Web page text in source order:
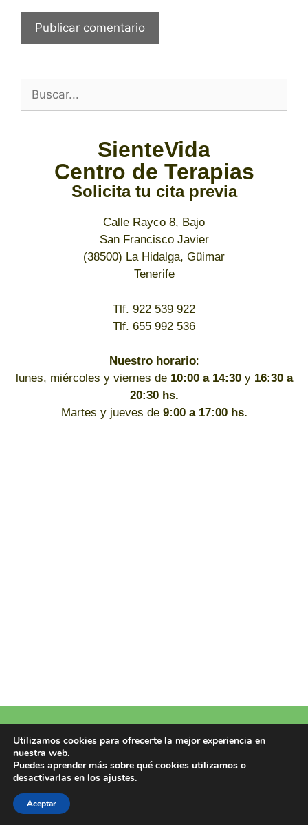
SienteVida
Centro de Terapias
Solicita tu cita previa
Calle Rayco 8, Bajo
San Francisco Javier
(38500) La Hidalga, Güimar
Tenerife
Tlf. 922 539 922
Tlf. 655 992 536
Nuestro horario:
lunes, miércoles y viernes de 10:00 a 14:30y 16:30 a
20:30 hs.
Martes y jueves de 9:00 a 17:00 hs.
Política de Privacidad |Política de Cookies |Aviso Legal|Más información
Copyright 2026 © Design by Perfectoweb.Net
Utilizamos cookies para ofrecerte la mejor experiencia en
nuestra web.
Puedes aprender más sobre qué cookies utilizamos o
desactivarlas en los ajustes.
Aceptar